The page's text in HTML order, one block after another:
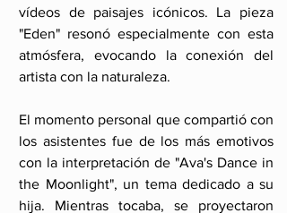
vídeos de paisajes icónicos. La pieza
"Eden" resonó especialmente con esta
atmósfera, evocando la conexión del
artista con la naturaleza.
El momento personal que compartió con
los asistentes fue de los más emotivos
con la interpretación de "Ava's Dance in
the Moonlight", un tema dedicado a su
hija. Mientras tocaba, se proyectaron